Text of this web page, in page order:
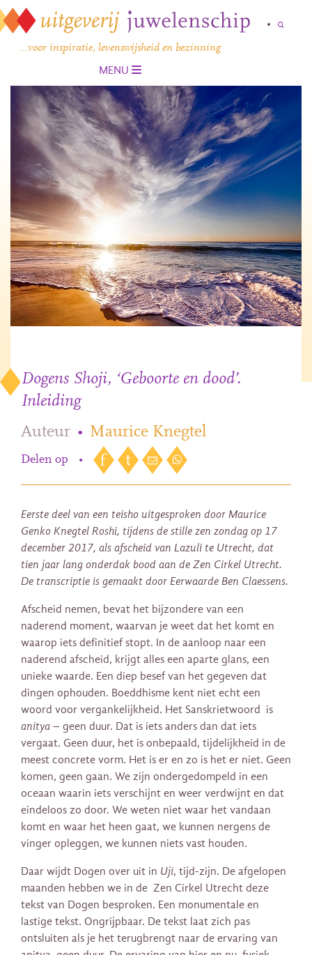
…voor inspiratie, levenswijsheid en bezinning
MENU
Dogens Shoji, ‘Geboorte en dood’.
Inleiding
Auteur • Maurice Knegtel
Delen op •
Eerste deel van een teisho uitgesproken door Maurice
Genko Knegtel Roshi, tijdens de stille zen zondag op 17
december 2017, als afscheid van Lazuli te Utrecht, dat
tien jaar lang onderdak bood aan de Zen Cirkel Utrecht.
De transcriptie is gemaakt door Eerwaarde Ben Claessens.
Afscheid nemen, bevat het bijzondere van een
naderend moment, waarvan je weet dat het komt en
waarop iets definitief stopt. In de aanloop naar een
naderend afscheid, krijgt alles een aparte glans, een
unieke waarde. Een diep besef van het gegeven dat
dingen ophouden. Boeddhisme kent niet echt een
woord voor vergankelijkheid. Het Sanskrietwoord is
anitya – geen duur. Dat is iets anders dan dat iets
vergaat. Geen duur, het is onbepaald, tijdelijkheid in de
meest concrete vorm. Het is er en zo is het er niet. Geen
komen, geen gaan. We zijn ondergedompeld in een
oceaan waarin iets verschijnt en weer verdwijnt en dat
eindeloos zo door. We weten niet waar het vandaan
komt en waar het heen gaat, we kunnen nergens de
vinger opleggen, we kunnen niets vast houden.
Daar wijdt Dogen over uit in Uji, tijd-zijn. De afgelopen
maanden hebben we in de Zen Cirkel Utrecht deze
tekst van Dogen besproken. Een monumentale en
lastige tekst. Ongrijpbaar. De tekst laat zich pas
ontsluiten als je het terugbrengt naar de ervaring van